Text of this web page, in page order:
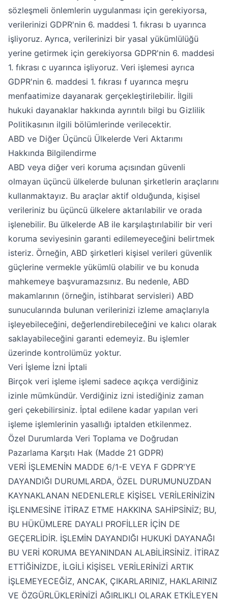
sözleşmeli önlemlerin uygulanması için gerekiyorsa,
verilerinizi GDPR'nin 6. maddesi 1. fıkrası b uyarınca
işliyoruz. Ayrıca, verilerinizi bir yasal yükümlülüğü
yerine getirmek için gerekiyorsa GDPR'nin 6. maddesi
1. fıkrası c uyarınca işliyoruz. Veri işlemesi ayrıca
GDPR'nin 6. maddesi 1. fıkrası f uyarınca meşru
menfaatimize dayanarak gerçekleştirilebilir. İlgili
hukuki dayanaklar hakkında ayrıntılı bilgi bu Gizlilik
Politikasının ilgili bölümlerinde verilecektir.
ABD ve Diğer Üçüncü Ülkelerde Veri Aktarımı
Hakkında Bilgilendirme
ABD veya diğer veri koruma açısından güvenli
olmayan üçüncü ülkelerde bulunan şirketlerin araçlarını
kullanmaktayız. Bu araçlar aktif olduğunda, kişisel
verileriniz bu üçüncü ülkelere aktarılabilir ve orada
işlenebilir. Bu ülkelerde AB ile karşılaştırılabilir bir veri
koruma seviyesinin garanti edilemeyeceğini belirtmek
isteriz. Örneğin, ABD şirketleri kişisel verileri güvenlik
güçlerine vermekle yükümlü olabilir ve bu konuda
mahkemeye başvuramazsınız. Bu nedenle, ABD
makamlarının (örneğin, istihbarat servisleri) ABD
sunucularında bulunan verilerinizi izleme amaçlarıyla
işleyebileceğini, değerlendirebileceğini ve kalıcı olarak
saklayabileceğini garanti edemeyiz. Bu işlemler
üzerinde kontrolümüz yoktur.
Veri İşleme İzni İptali
Birçok veri işleme işlemi sadece açıkça verdiğiniz
izinle mümkündür. Verdiğiniz izni istediğiniz zaman
geri çekebilirsiniz. İptal edilene kadar yapılan veri
işleme işlemlerinin yasallığı iptalden etkilenmez.
Özel Durumlarda Veri Toplama ve Doğrudan
Pazarlama Karşıtı Hak (Madde 21 GDPR)
VERİ İŞLEMENİN MADDE 6/1-E VEYA F GDPR'YE
DAYANDIĞI DURUMLARDA, ÖZEL DURUMUNUZDAN
KAYNAKLANAN NEDENLERLE KİŞİSEL VERİLERİNİZİN
İŞLENMESİNE İTİRAZ ETME HAKKINA SAHİPSİNİZ; BU,
BU HÜKÜMLERE DAYALI PROFİLLER İÇİN DE
GEÇERLİDİR. İŞLEMİN DAYANDIĞI HUKUKİ DAYANAĞI
BU VERİ KORUMA BEYANINDAN ALABİLİRSİNİZ. İTİRAZ
ETTİĞİNİZDE, İLGİLİ KİŞİSEL VERİLERİNİZİ ARTIK
İŞLEMEYECEĞİZ, ANCAK, ÇIKARLARINIZ, HAKLARINIZ
VE ÖZGÜRLÜKLERİNİZİ AĞIRLIKLI OLARAK ETKİLEYEN